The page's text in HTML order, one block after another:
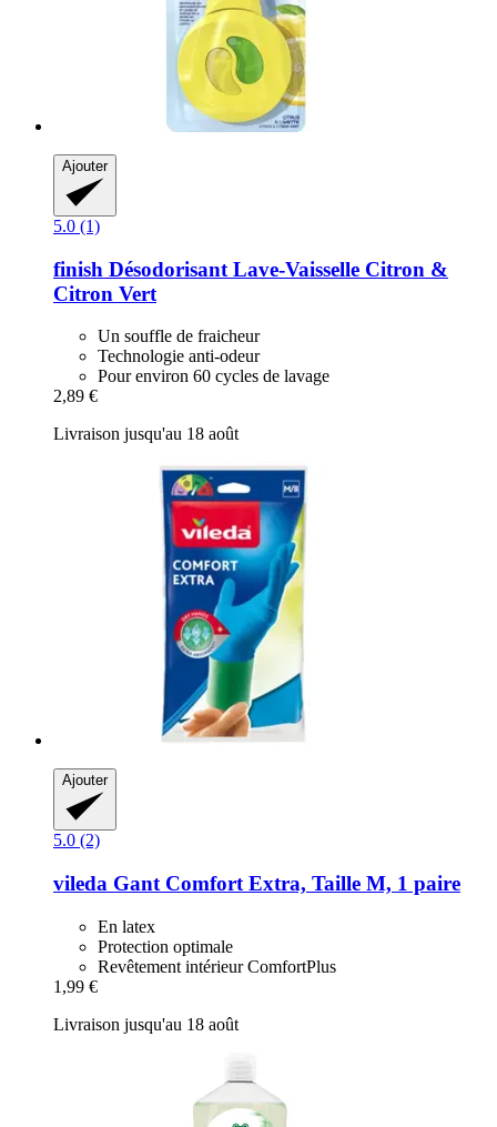
Ajouter
5.0 (1)
finish Désodorisant Lave-​Vaisselle Citron &
Citron Vert
Un souffle de fraicheur
Technologie anti-odeur
Pour environ 60 cycles de lavage
2,89 €
Livraison jusqu'au 18 août
Ajouter
5.0 (2)
vileda Gant Comfort Extra, Taille M, 1 paire
En latex
Protection optimale
Revêtement intérieur ComfortPlus
1,99 €
Livraison jusqu'au 18 août